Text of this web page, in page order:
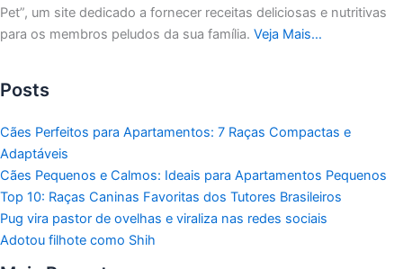
Pet”, um site dedicado a fornecer receitas deliciosas e nutritivas
para os membros peludos da sua família. Veja Mais…
Posts
Cães Perfeitos para Apartamentos: 7 Raças Compactas e
Adaptáveis
Cães Pequenos e Calmos: Ideais para Apartamentos Pequenos
Top 10: Raças Caninas Favoritas dos Tutores Brasileiros
Pug vira pastor de ovelhas e viraliza nas redes sociais
Adotou filhote como Shih